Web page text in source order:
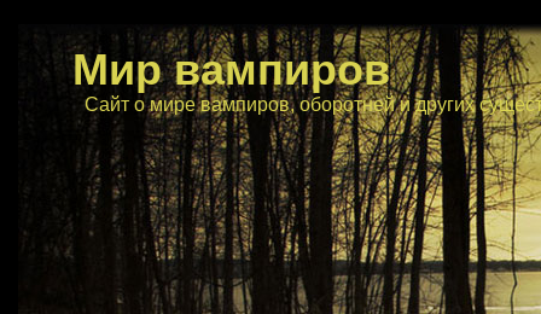
Мир вампиров
Сайт о мире вампиров, оборотней и других